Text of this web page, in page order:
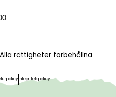
rättigheter förbehållna
Integritetspolicy